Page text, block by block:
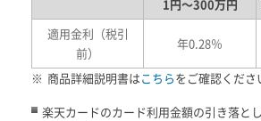
1円～300万円
適用金利（税引
前）
年0.28％
※ 商品詳細説明書はこちらをご確認くださ
楽天カードのカード利用金額の引き落と